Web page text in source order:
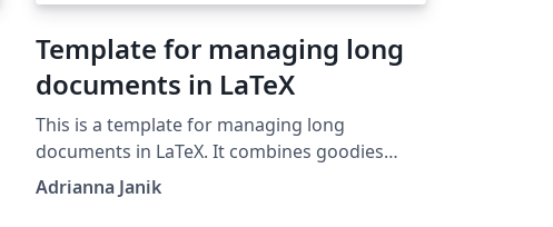
Template for managing long
documents in LaTeX
This is a template for managing long
documents in LaTeX. It combines goodies
from few different libraries to support writing
long documents. It was developed for the
Adrianna Janik